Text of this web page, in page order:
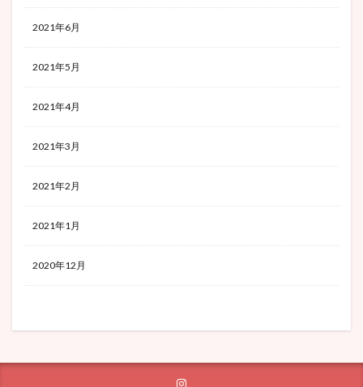
2021年6月
2021年5月
2021年4月
2021年3月
2021年2月
2021年1月
2020年12月